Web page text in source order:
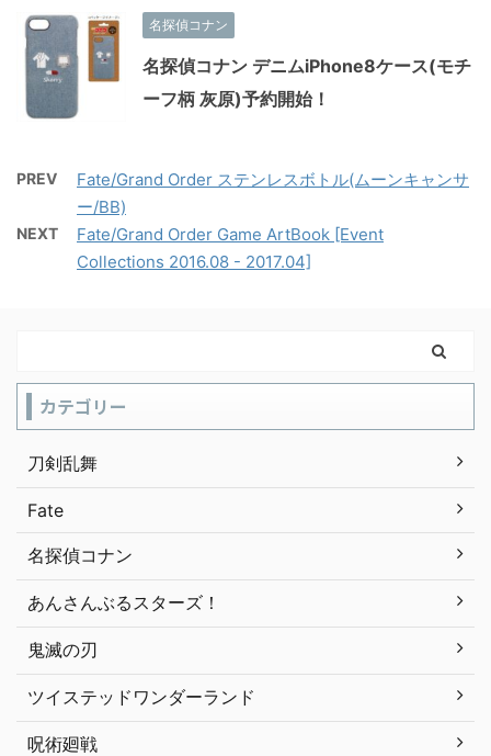
名探偵コナン
名探偵コナン デニムiPhone8ケース(モチ
ーフ柄 灰原)予約開始！
PREV
Fate/Grand Order ステンレスボトル(ムーンキャンサ
ー/BB)
NEXT
Fate/Grand Order Game ArtBook [Event
Collections 2016.08 - 2017.04]
カテゴリー
刀剣乱舞
Fate
名探偵コナン
あんさんぶるスターズ！
鬼滅の刃
ツイステッドワンダーランド
呪術廻戦